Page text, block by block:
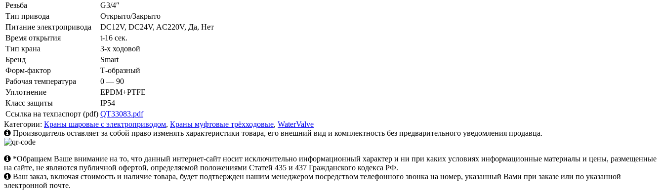
Резьба
G3/4″
Тип привода
Открыто/Закрыто
Питание электропривода
DC12V, DC24V, AC220V, Да, Нет
Время открытия
t-16 сек.
Тип крана
3-х ходовой
Бренд
Smart
Форм-фактор
Т-образный
Рабочая температура
0 — 90
Уплотнение
EPDM+PTFE
Класс защиты
IP54
Ссылка на техпаспорт (pdf) QT33083.pdf
Категории: Краны шаровые с электроприводом, Краны муфтовые трёхходовые, WaterValve
Производитель оставляет за собой право изменять характеристики товара, его внешний вид и комплектность без предварительного уведомления продавца.
*Обращаем Ваше внимание на то, что данный интернет-сайт носит исключительно информационный характер и ни при каких условиях информационные материалы и цены, размещенные
на сайте, не являются публичной офертой, определяемой положениями Статей 435 и 437 Гражданского кодекса РФ.
Ваш заказ, включая стоимость и наличие товара, будет подтвержден нашим менеджером посредством телефонного звонка на номер, указанный Вами при заказе или по указанной
электронной почте.